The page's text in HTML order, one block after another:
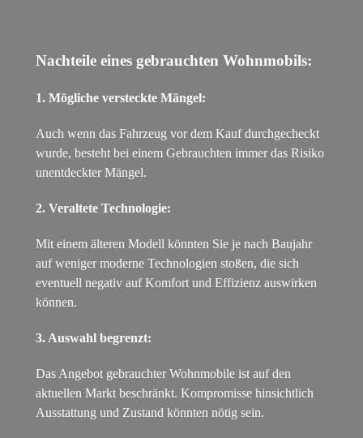
Nachteile eines gebrauchten Wohnmobils:
1. Mögliche versteckte Mängel:
Auch wenn das Fahrzeug vor dem Kauf durchgecheckt
wurde, besteht bei einem Gebrauchten immer das Risiko
unentdeckter Mängel.
2. Veraltete Technologie:
Mit einem älteren Modell könnten Sie je nach Baujahr
auf weniger moderne Technologien stoßen, die sich
eventuell negativ auf Komfort und Effizienz auswirken
können.
3. Auswahl begrenzt:
Das Angebot gebrauchter Wohnmobile ist auf den
aktuellen Markt beschränkt. Kompromisse hinsichtlich
Ausstattung und Zustand könnten nötig sein.